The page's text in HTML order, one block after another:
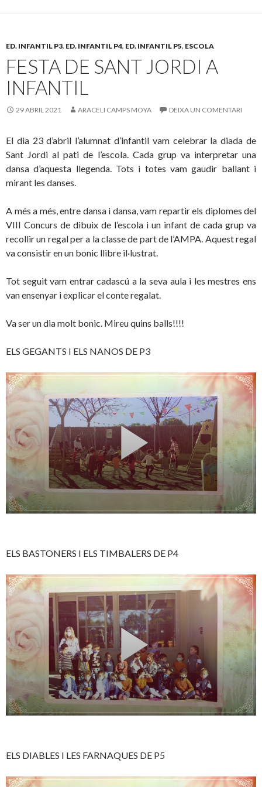
b
o
o
k
er p
ar
te
ix
ED. INFANTIL P3, ED. INFANTIL P4, ED. INFANTIL P5, ESCOLA
FESTA DE SANT JORDI A
INFANTIL
29 ABRIL 2021 ARACELI CAMPS MOYA DEIXA UN COMENTARI
El dia 23 d’abril l’alumnat d’infantil vam celebrar la diada de
Sant Jordi al pati de l’escola. Cada grup va interpretar una
dansa d’aquesta llegenda. Tots i totes vam gaudir ballant i
mirant les danses.
A més a més, entre dansa i dansa, vam repartir els diplomes del
VIII Concurs de dibuix de l’escola i un infant de cada grup va
recollir un regal per a la classe de part de l’AMPA. Aquest regal
va consistir en un bonic llibre il·lustrat.
Tot seguit vam entrar cadascú a la seva aula i les mestres ens
van ensenyar i explicar el conte regalat.
Va ser un dia molt bonic. Mireu quins balls!!!!
ELS GEGANTS I ELS NANOS DE P3
ELS BASTONERS I ELS TIMBALERS DE P4
ELS DIABLES I LES FARNAQUES DE P5